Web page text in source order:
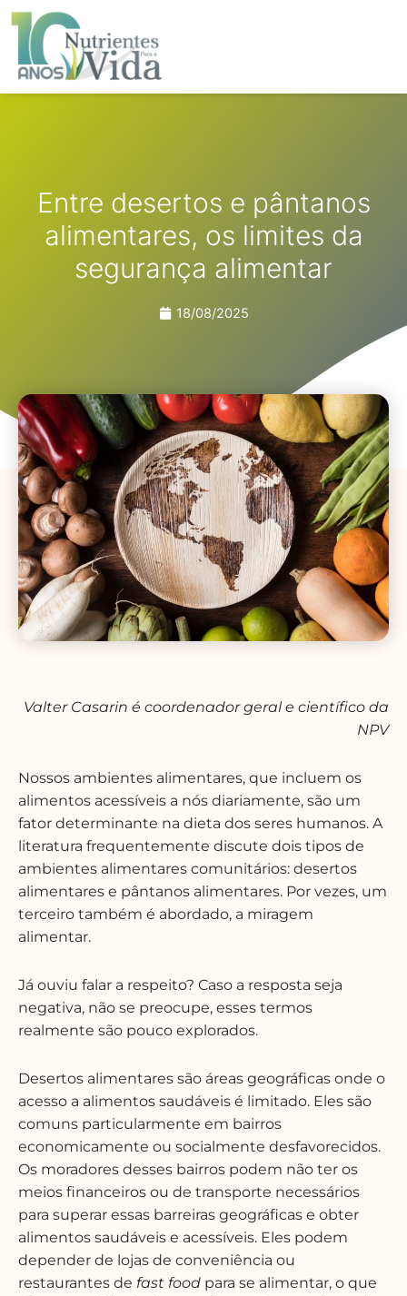
conteúdo
Entre desertos e pântanos
alimentares, os limites da
segurança alimentar
18/08/2025
Valter Casarin é coordenador geral e científico da
NPV
Nossos ambientes alimentares, que incluem os
alimentos acessíveis a nós diariamente, são um
fator determinante na dieta dos seres humanos. A
literatura frequentemente discute dois tipos de
ambientes alimentares comunitários: desertos
alimentares e pântanos alimentares. Por vezes, um
terceiro também é abordado, a miragem
alimentar.
Já ouviu falar a respeito? Caso a resposta seja
negativa, não se preocupe, esses termos
realmente são pouco explorados.
Desertos alimentares são áreas geográficas onde o
acesso a alimentos saudáveis é limitado. Eles são
comuns particularmente em bairros
economicamente ou socialmente desfavorecidos.
Os moradores desses bairros podem não ter os
meios financeiros ou de transporte necessários
para superar essas barreiras geográficas e obter
alimentos saudáveis e acessíveis. Eles podem
depender de lojas de conveniência ou
restaurantes de fast food para se alimentar, o que